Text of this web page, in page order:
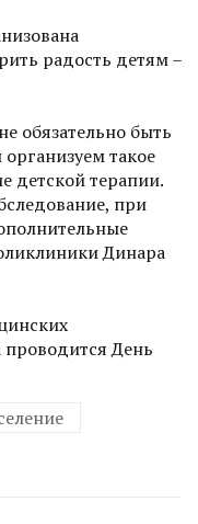
радость детям –
обязательно быть
такое
детской терапии.
при
Динара
проводится День